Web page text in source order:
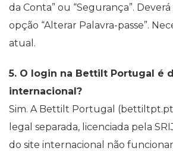
da Conta” ou “Segurança”.
opção “Alterar Palavra-passe”.
atual.
5. O login na Bettilt Portugal é
internacional?
Sim. A Bettilt Portugal
legal separada, licenciada pela
do site internacional não